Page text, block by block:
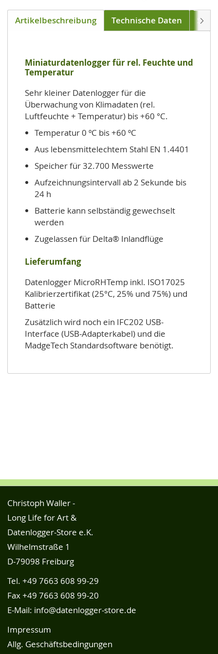
Artikelbeschreibung Technische Daten
Miniaturdatenlogger für rel. Feuchte und
Temperatur
Sehr kleiner Datenlogger für die
Überwachung von Klimadaten (rel.
Luftfeuchte + Temperatur) bis +60 °C.
Temperatur 0 ºC bis +60 ºC
Aus lebensmittelechtem Stahl EN 1.4401
Speicher für 32.700 Messwerte
Aufzeichnungsintervall ab 2 Sekunde bis
24 h
Batterie kann selbständig gewechselt
werden
Zugelassen für Delta® Inlandflüge
Lieferumfang
Datenlogger MicroRHTemp inkl. ISO17025
Kalibrierzertifikat (25°C, 25% und 75%) und
Batterie
Zusätzlich wird noch ein IFC202 USB-
Interface (USB-Adapterkabel) und die
MadgeTech Standardsoftware benötigt.
Christoph Waller -
Long Life for Art &
Datenlogger-Store e.K.
Wilhelmstraße 1
D-79098 Freiburg
Tel. +49 7663 608 99-29
Fax +49 7663 608 99-20
E-Mail: info@datenlogger-store.de
Impressum
Allg. Geschäftsbedingungen